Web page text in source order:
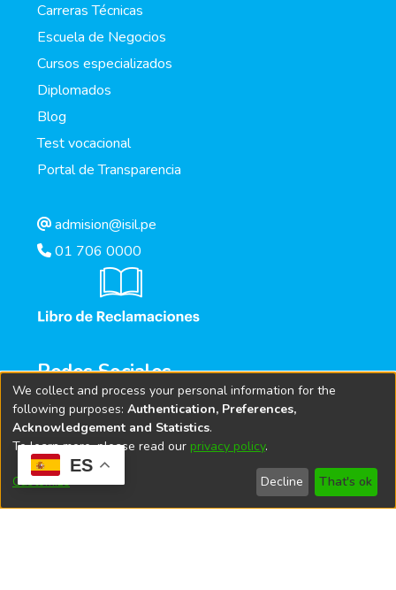
ES
Carreras Técnicas
Escuela de Negocios
Cursos especializados
Diplomados
Blog
Test vocacional
Portal de Transparencia
admision@isil.pe
01 706 0000
Redes Sociales
We collect and process your personal information for the
following purposes: Authentication, Preferences,
Acknowledgement and Statistics.
To learn more, please read our privacy policy.
Customize Decline That's ok